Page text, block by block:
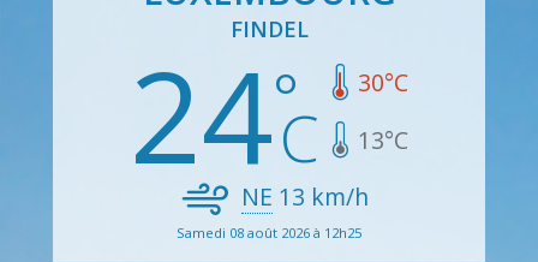
FINDEL
24 30°C
13°C
NE 13 km/h
Samedi 08 août 2026 à 12h25